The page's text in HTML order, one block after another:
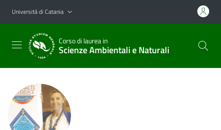
Vai al contenuto principale
Vai al menu di navigazione
Università di Catania
Corso di laurea in
Scienze Ambientali e Naturali